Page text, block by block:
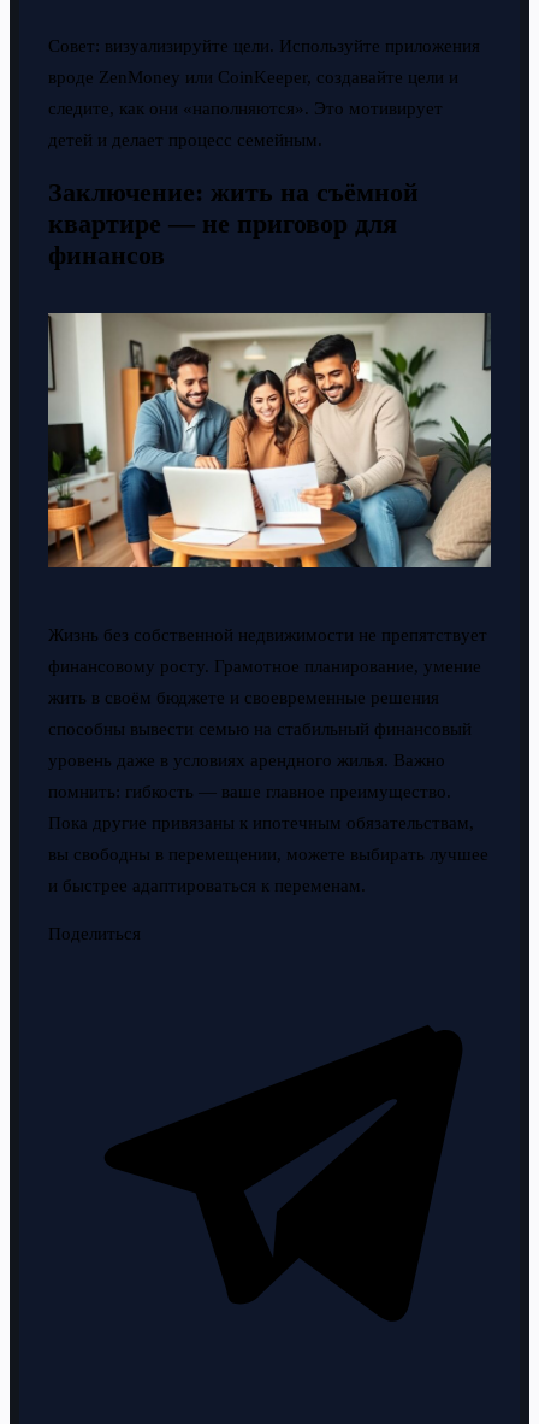
Совет: визуализируйте цели. Используйте приложения
вроде ZenMoney или CoinKeeper, создавайте цели и
следите, как они «наполняются». Это мотивирует
детей и делает процесс семейным.
Заключение: жить на съёмной
квартире — не приговор для
финансов
Жизнь без собственной недвижимости не препятствует
финансовому росту. Грамотное планирование, умение
жить в своём бюджете и своевременные решения
способны вывести семью на стабильный финансовый
уровень даже в условиях арендного жилья. Важно
помнить: гибкость — ваше главное преимущество.
Пока другие привязаны к ипотечным обязательствам,
вы свободны в перемещении, можете выбирать лучшее
и быстрее адаптироваться к переменам.
Поделиться